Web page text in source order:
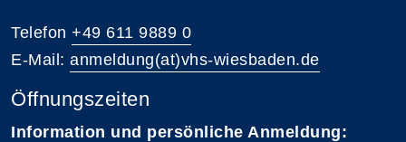
Telefon +49 611 9889 0
E-Mail: anmeldung(at)vhs-wiesbaden.de
Öffnungszeiten
Information und persönliche Anmeldung: